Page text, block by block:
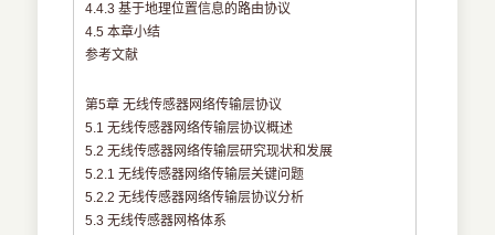
4.4.3 基于地理位置信息的路由协议
4.5 本章小结
参考文献
第5章 无线传感器网络传输层协议
5.1 无线传感器网络传输层协议概述
5.2 无线传感器网络传输层研究现状和发展
5.2.1 无线传感器网络传输层关键问题
5.2.2 无线传感器网络传输层协议分析
5.3 无线传感器网格体系